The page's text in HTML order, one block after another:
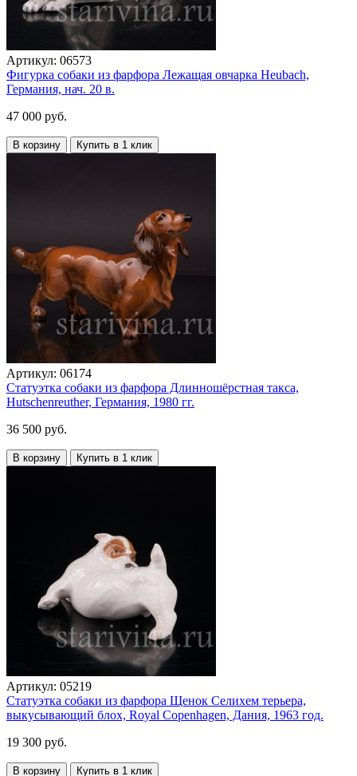
Артикул: 06573
Фигурка собаки из фарфора Лежащая овчарка Heubach,
Германия, нач. 20 в.
47 000 руб.
В корзину Купить в 1 клик
Артикул: 06174
Статуэтка собаки из фарфора Длинношёрстная такса,
Hutschenreuther, Германия, 1980 гг.
36 500 руб.
В корзину Купить в 1 клик
Артикул: 05219
Статуэтка собаки из фарфора Щенок Селихем терьера,
выкусывающий блох, Royal Copenhagen, Дания, 1963 год.
19 300 руб.
В корзину Купить в 1 клик